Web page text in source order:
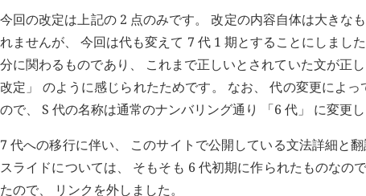
今回の改定は上記の 2 点のみです。 改定の内容自体は大きな
れませんが、 今回は代も変えて 7 代 1 期とすることにしまし
分に関わるものであり、 これまで正しいとされていた文が正
改定」 のように感じられたためです。 なお、 代の変更によ
ので、 S 代の名称は通常のナンバリング通り 「6 代」 に変更し
7 代への移行に伴い、 このサイトで公開している文法詳細と
スライドについては、 そもそも 6 代初期に作られたものなの
たので、 リンクを外しました。